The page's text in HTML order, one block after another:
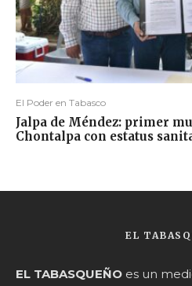
El Poder en Tabasco
Jalpa de Méndez: primer
Chontalpa con estatus
EL
EL TABASQUEÑO es un